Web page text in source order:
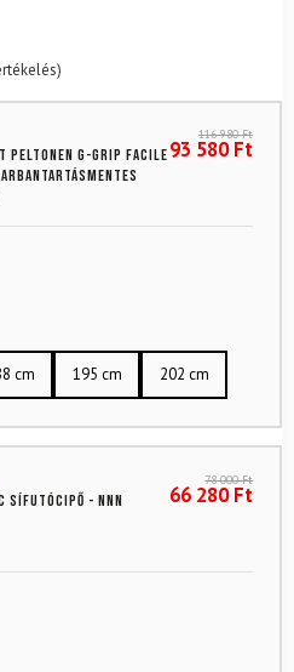
G-Grip Facile
116 980Ft
93 580Ft
cm 195 cm 202 cm
sífutócipő - NNN
78 000Ft
66 280Ft